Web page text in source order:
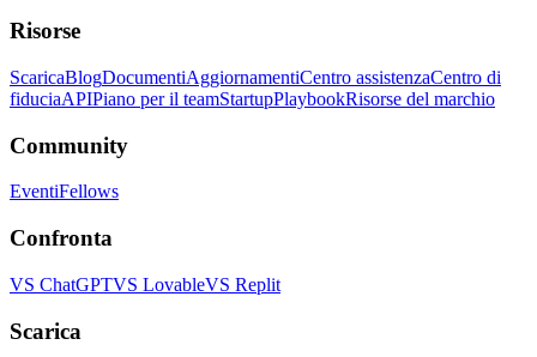
Risorse
ScaricaBlogDocumentiAggiornamentiCentro assistenzaCentro di
fiduciaAPIPiano per il teamStartupPlaybookRisorse del marchio
Community
EventiFellows
Confronta
VS ChatGPTVS LovableVS Replit
Scarica